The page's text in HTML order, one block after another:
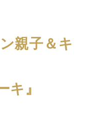
親子＆キ
キ』